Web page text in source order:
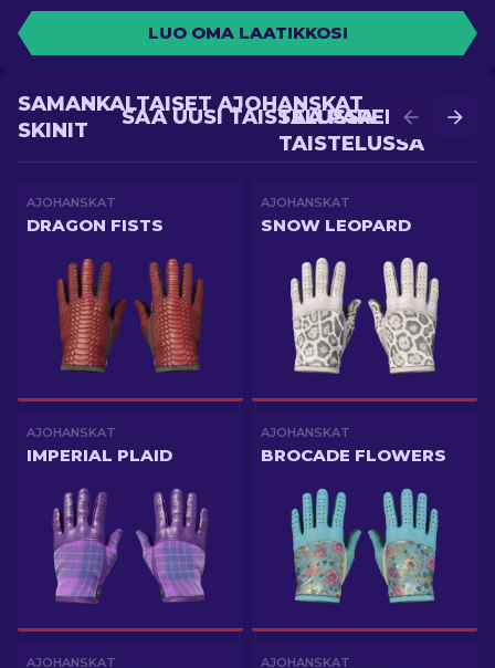
LUO OMA LAATIKKOSI
SAA PAREMPI
TAISTELUSSA
SAA UUSI TAISTELUSSA
SAMANKALTAISET AJOHANSKAT
SKINIT
AJOHANSKAT
DRAGON FISTS
AJOHANSKAT
SNOW LEOPARD
AJOHANSKAT
IMPERIAL PLAID
AJOHANSKAT
BROCADE FLOWERS
AJOHANSKAT AJOHANSKAT